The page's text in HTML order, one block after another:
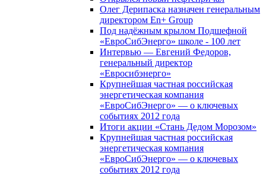
Олег Дерипаска назначен генеральным
директором En+ Group
Под надёжным крылом Подшефной
«ЕвроСибЭнерго» школе - 100 лет
Интервью — Евгений Федоров,
генеральный директор
«Евросибэнерго»
Крупнейшая частная российская
энергетическая компания
«ЕвроСибЭнерго» — о ключевых
событиях 2012 года
Итоги акции «Стань Дедом Морозом»
Крупнейшая частная российская
энергетическая компания
«ЕвроСибЭнерго» — о ключевых
событиях 2012 года